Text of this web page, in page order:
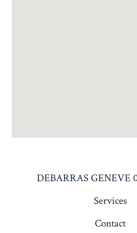
DEBARRAS GENEVE
Services
Contact